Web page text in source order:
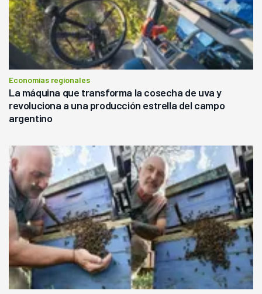
Economías regionales
La máquina que transforma la cosecha de uva y
revoluciona a una producción estrella del campo
argentino